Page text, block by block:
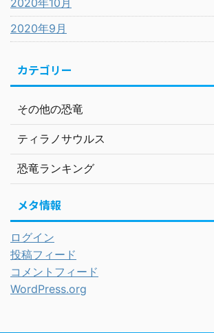
2020年10月
2020年9月
カテゴリー
その他の恐竜
ティラノサウルス
恐竜ランキング
メタ情報
ログイン
投稿フィード
コメントフィード
WordPress.org